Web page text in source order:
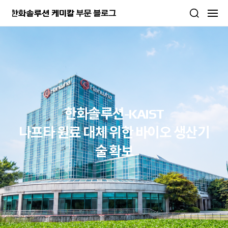
한화솔루션-KAIST
나프타 원료 대체 위한 바이오 생산기
술 확보